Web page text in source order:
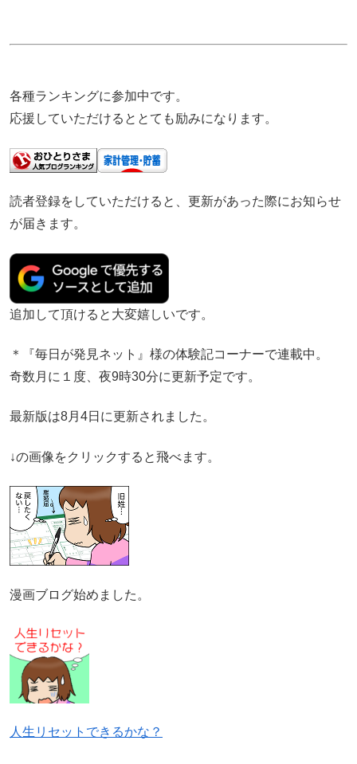
各種ランキングに参加中です。
応援していただけるととても励みになります。
読者登録をしていただけると、更新があった際にお知らせ
が届きます。
追加して頂けると大変嬉しいです。
＊『毎日が発見ネット』様の体験記コーナーで連載中。
奇数月に１度、夜9時30分に更新予定です。
最新版は8月4日に更新されました。
↓の画像をクリックすると飛べます。
漫画ブログ始めました。
人生リセットできるかな？